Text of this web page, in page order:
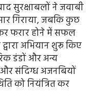
सुरक्षाबलों ने जवाबी
गिराया, जबकि कुछ
फरार होने में सफल
अभियान शुरू किए
डंडों और अन्य
संदिग्ध अजनबियों
को नियंत्रित कर